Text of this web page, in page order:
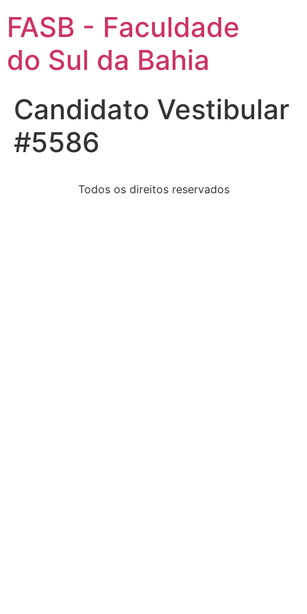
FASB - Faculdade
do Sul da Bahia
Candidato Vestibular
#5586
Todos os direitos reservados